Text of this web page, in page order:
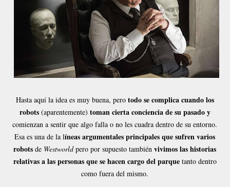
Hasta aquí la idea es muy buena, pero todo se complica cuando los
robots(aparentemente) toman cierta conciencia de su pasado y
comienzan a sentir que algo falla o no les cuadra dentro de su entorno.
Esa es una de la líneas argumentales principales que sufren varios
robotsde Westworldpero por supuesto tambiénvivimos las historias
relativas a las personas que se hacen cargo del parquetanto dentro
como fuera del mismo.